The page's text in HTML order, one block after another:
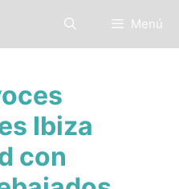
Menú
Ibiza
con